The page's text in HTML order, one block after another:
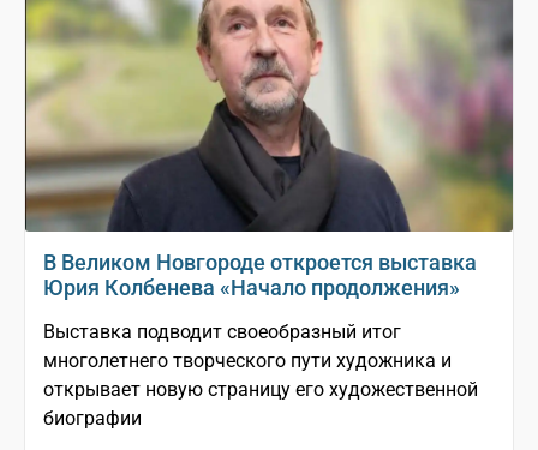
В Великом Новгороде откроется выставка
Юрия Колбенева «Начало продолжения»
Выставка подводит своеобразный итог
многолетнего творческого пути художника и
открывает новую страницу его художественной
биографии